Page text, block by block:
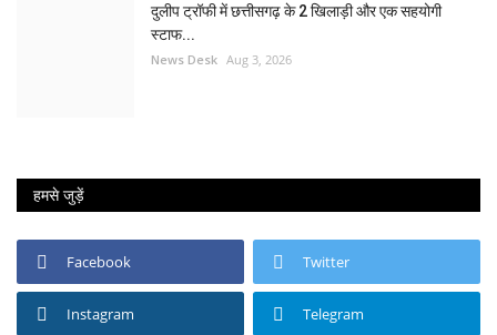
दुलीप ट्रॉफी में छत्तीसगढ़ के 2 खिलाड़ी और एक सहयोगी
स्टाफ...
News Desk Aug 3, 2026
हमसे जुड़ें
Facebook Twitter
Instagram Telegram